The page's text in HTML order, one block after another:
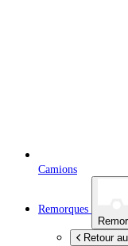
Camions
Remorques
Retour